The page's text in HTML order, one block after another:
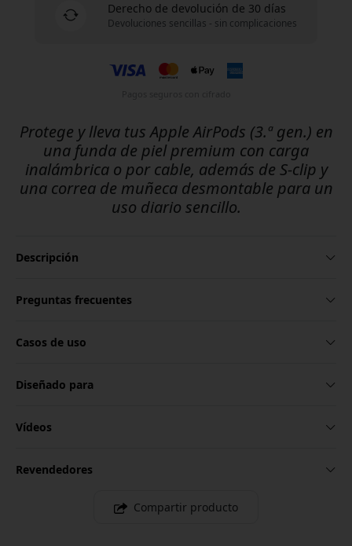
Derecho de devolución de 30 días
Devoluciones sencillas - sin complicaciones
Protege y lleva tus Apple AirPods (3.ª gen.) en
una funda de piel premium con carga
inalámbrica o por cable, además de S-clip y
una correa de muñeca desmontable para un
uso diario sencillo.
Descripción
Preguntas frecuentes
Casos de uso
Diseñado para
Vídeos
Revendedores
Compartir producto